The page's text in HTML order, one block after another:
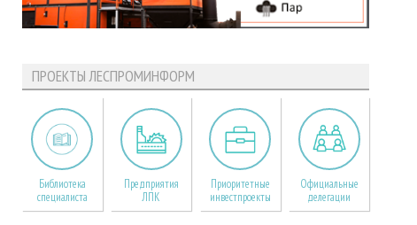
ПРОЕКТЫ ЛЕСПРОМИНФОРМ
Библиотека
специалиста
Предприятия
ЛПК
Приоритетные
инвестпроекты
Официальные
делегации